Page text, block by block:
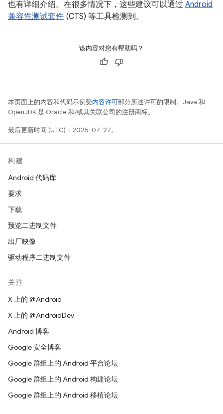
也有详细介绍。在很多情况下，这些建议可以通过 Android
兼容性测试套件 (CTS) 等工具检测到。
该内容对您有帮助吗？
本页面上的内容和代码示例受内容许可部分所述许可的限制。Java 和
OpenJDK 是 Oracle 和/或其关联公司的注册商标。
最后更新时间 (UTC)：2025-07-27。
构建
Android 代码库
要求
下载
预览二进制文件
出厂映像
驱动程序二进制文件
关注
X 上的 @Android
X 上的 @AndroidDev
Android 博客
Google 安全博客
Google 群组上的 Android 平台论坛
Google 群组上的 Android 构建论坛
Google 群组上的 Android 移植论坛